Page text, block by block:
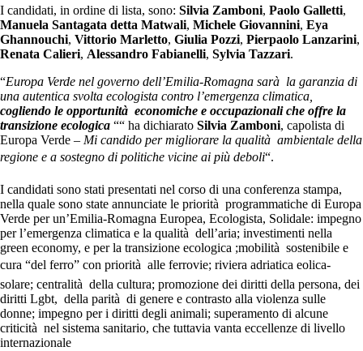
I candidati, in ordine di lista, sono: Silvia Zamboni, Paolo Galletti,
Manuela Santagata detta Matwali, Michele Giovannini, Eya
Ghannouchi, Vittorio Marletto, Giulia Pozzi, Pierpaolo Lanzarini,
Renata Calieri, Alessandro Fabianelli, Sylvia Tazzari.
“Europa Verde nel governo dell’Emilia-Romagna sarà la garanzia di
una autentica svolta ecologista contro l’emergenza climatica,
cogliendo le opportunità economiche e occupazionali che offre la
transizione ecologica ““ ha dichiarato Silvia Zamboni, capolista di
Europa Verde – Mi candido per migliorare la qualità ambientale della
regione e a sostegno di politiche vicine ai più deboli“.
I candidati sono stati presentati nel corso di una conferenza stampa,
nella quale sono state annunciate le priorità programmatiche di Europa
Verde per un’Emilia-Romagna Europea, Ecologista, Solidale: impegno
per l’emergenza climatica e la qualità dell’aria; investimenti nella
green economy, e per la transizione ecologica ;mobilità sostenibile e
cura “del ferro” con priorità alle ferrovie; riviera adriatica eolica-
solare; centralità della cultura; promozione dei diritti della persona, dei
diritti Lgbt, della parità di genere e contrasto alla violenza sulle
donne; impegno per i diritti degli animali; superamento di alcune
criticità nel sistema sanitario, che tuttavia vanta eccellenze di livello
internazionale